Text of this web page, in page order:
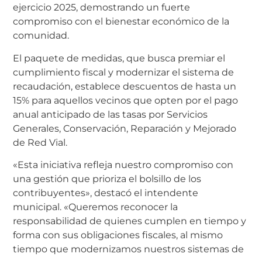
ejercicio 2025, demostrando un fuerte
compromiso con el bienestar económico de la
comunidad.
El paquete de medidas, que busca premiar el
cumplimiento fiscal y modernizar el sistema de
recaudación, establece descuentos de hasta un
15% para aquellos vecinos que opten por el pago
anual anticipado de las tasas por Servicios
Generales, Conservación, Reparación y Mejorado
de Red Vial.
«Esta iniciativa refleja nuestro compromiso con
una gestión que prioriza el bolsillo de los
contribuyentes», destacó el intendente
municipal. «Queremos reconocer la
responsabilidad de quienes cumplen en tiempo y
forma con sus obligaciones fiscales, al mismo
tiempo que modernizamos nuestros sistemas de